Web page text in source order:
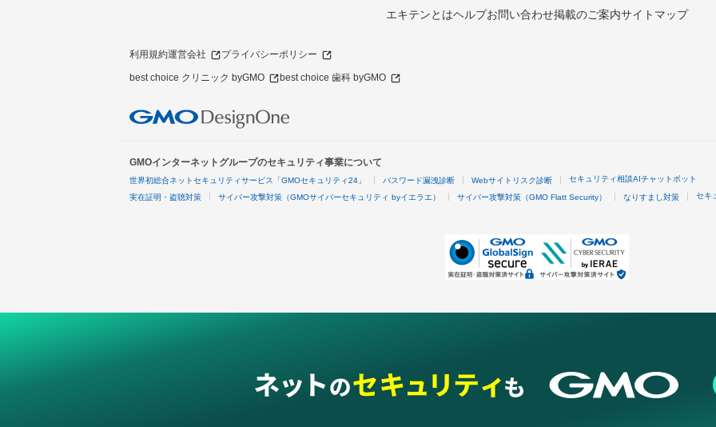
エキテンとはヘルプお問い合わせ掲載のご案内サイトマップ
利用規約運営会社 プライバシーポリシー
best choice クリニック byGMO best choice 歯科 byGMO
GMOインターネットグループのセキュリティ事業について
世界初総合ネットセキュリティサービス「GMOセキュリティ24」 パスワード漏洩診断 Webサイトリスク診断 セキュリティ相談AIチャットボット
実在証明・盗聴対策 サイバー攻撃対策（GMOサイバーセキュリティ byイエラエ） サイバー攻撃対策（GMO Flatt Security） なりすまし対策 セキ